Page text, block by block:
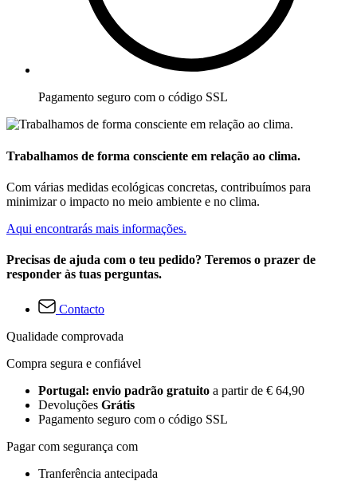
Pagamento seguro com o código SSL
Trabalhamos de forma consciente em relação ao clima.
Com várias medidas ecológicas concretas, contribuímos para
minimizar o impacto no meio ambiente e no clima.
Aqui encontrarás mais informações.
Precisas de ajuda com o teu pedido? Teremos o prazer de
responder às tuas perguntas.
Contacto
Qualidade comprovada
Compra segura e confiável
Portugal: envio padrão gratuito a partir de € 64,90
Devoluções Grátis
Pagamento seguro com o código SSL
Pagar com segurança com
Tranferência antecipada